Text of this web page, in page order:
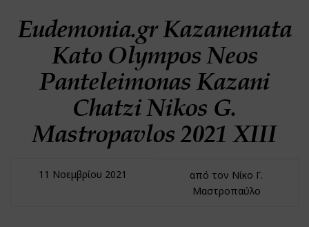
Eudemonia.gr Kazanemata
Kato Olympos Neos
Panteleimonas Kazani
Chatzi Nikos G.
Mastropavlos 2021 XIII
11 Νοεμβρίου 2021
από τον Νίκο Γ.
Μαστροπαύλο